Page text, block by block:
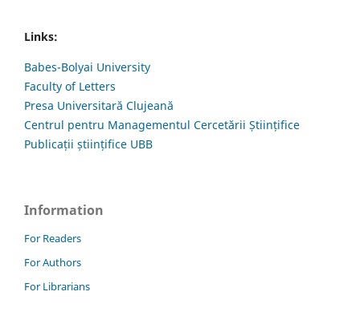
Links:
Babes-Bolyai University
Faculty of Letters
Presa Universitară Clujeană
Centrul pentru Managementul Cercetării Științifice
Publicații științifice UBB
Information
For Readers
For Authors
For Librarians